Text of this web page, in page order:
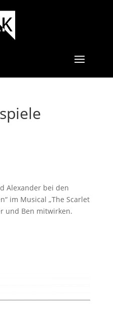
Alexander bei den
im Musical „The Scarlet
und Ben mitwirken.